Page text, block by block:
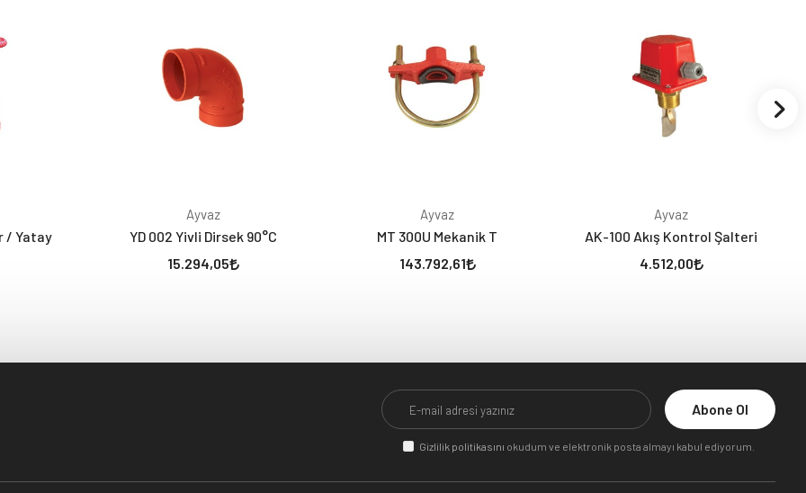
/ Yatay
Ayvaz
YD 002 Yivli Dirsek 90°C
15.294,05
Ayvaz
MT 300U Mekanik T
143.792,61
Ayvaz
AK-100 Akış Kontrol Şalteri
4.512,00
Abone Ol
Gizlilik politikasını okudum ve elektronik posta almayı kabul ediyorum.